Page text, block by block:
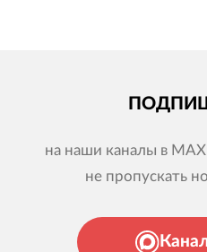
на наши каналы в
не пропускать